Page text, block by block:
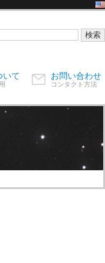
いて お問い合わせ
コンタクト方法